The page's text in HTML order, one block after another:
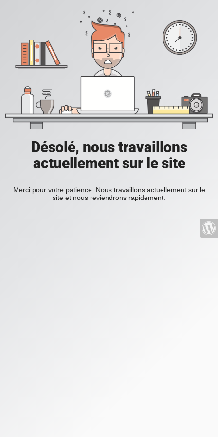
Désolé, nous travaillons
actuellement sur le site
Merci pour votre patience. Nous travaillons actuellement sur le
site et nous reviendrons rapidement.